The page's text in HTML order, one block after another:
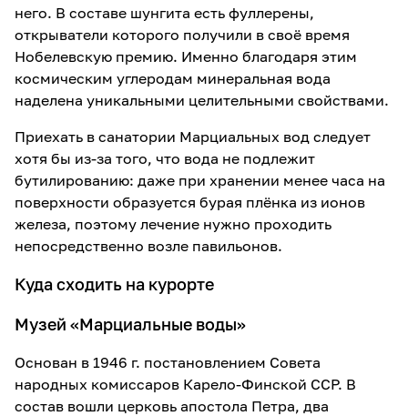
него. В составе шунгита есть фуллерены,
открыватели которого получили в своё время
Нобелевскую премию. Именно благодаря этим
космическим углеродам минеральная вода
наделена уникальными целительными свойствами.
Приехать в санатории Марциальных вод следует
хотя бы из-за того, что вода не подлежит
бутилированию: даже при хранении менее часа на
поверхности образуется бурая плёнка из ионов
железа, поэтому лечение нужно проходить
непосредственно возле павильонов.
Куда сходить на курорте
Музей «Марциальные воды»
Основан в 1946 г. постановлением Совета
народных комиссаров Карело-Финской ССР. В
состав вошли церковь апостола Петра, два